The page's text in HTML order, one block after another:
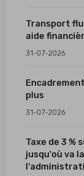
Transport
aide
31-07-2026
plus
31-07-2026
Taxe de 3 %
jusqu'où va